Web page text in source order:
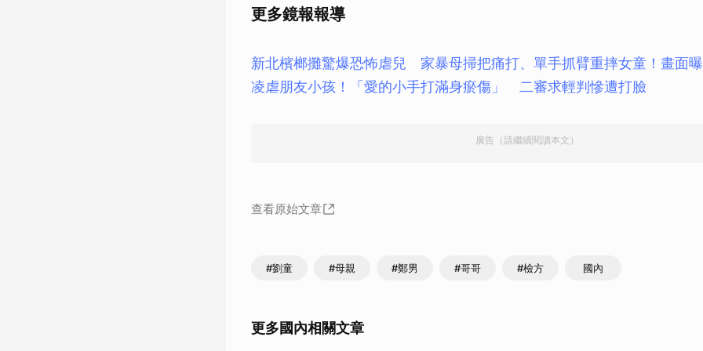
更多鏡報報導
新北檳榔攤驚爆恐怖虐兒 家暴母掃把痛打、單手抓臂重摔女童！畫面
凌虐朋友小孩！「愛的小手打滿身瘀傷」 二審求輕判慘遭打臉
廣告（請繼續閱讀本文）
查看原始文章
#劉童 #母親 #鄭男 #哥哥 #檢方 國內
更多國內相關文章